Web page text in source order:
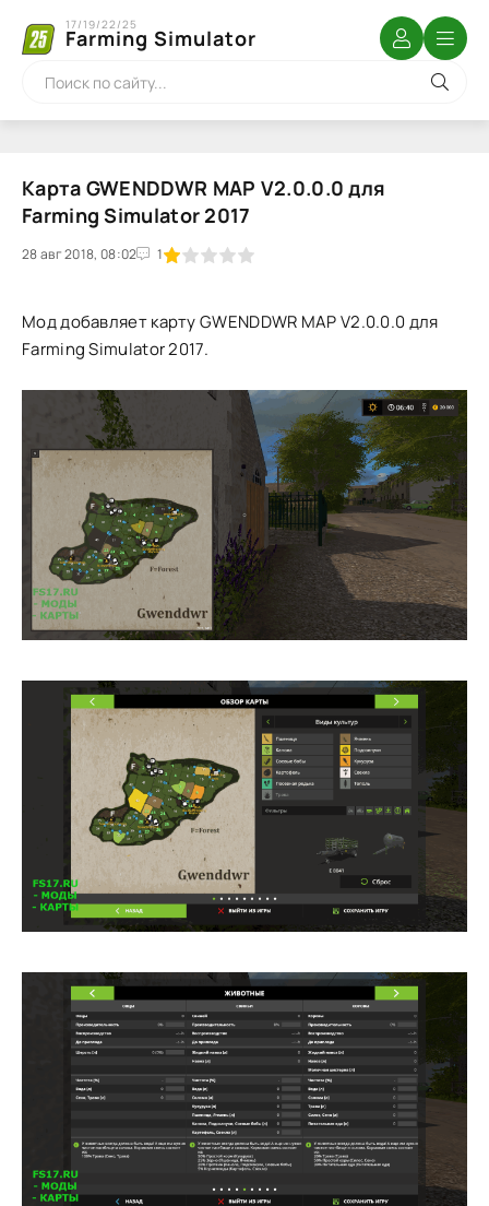
Farming Simulator
17/19/22/25
Карта GWENDDWR MAP V2.0.0.0 для
Farming Simulator 2017
28 авг 2018, 08:02 1
1 2 3 4 5
Мод добавляет карту GWENDDWR MAP V2.0.0.0 для
Farming Simulator 2017.